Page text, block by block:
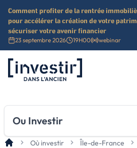
Comment profiter de la rentrée
pour accélérer la création de votre
sécuriser votre avenir financier
23 septembre 2026 19H00 webinar
Investir dans l'ancien
Ou Investir
Où investir Île-de-France